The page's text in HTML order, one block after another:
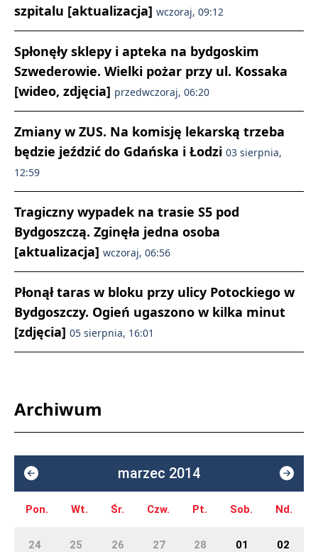
szpitalu [aktualizacja] wczoraj, 09:12
Spłonęły sklepy i apteka na bydgoskim
Szwederowie. Wielki pożar przy ul. Kossaka
[wideo, zdjęcia] przedwczoraj, 06:20
Zmiany w ZUS. Na komisję lekarską trzeba
będzie jeździć do Gdańska i Łodzi 03 sierpnia,
12:59
Tragiczny wypadek na trasie S5 pod
Bydgoszczą. Zginęła jedna osoba
[aktualizacja] wczoraj, 06:56
Płonął taras w bloku przy ulicy Potockiego w
Bydgoszczy. Ogień ugaszono w kilka minut
[zdjęcia] 05 sierpnia, 16:01
Archiwum
marzec 2014
Pon. Wt. Śr. Czw. Pt. Sob. Nd.
24 25 26 27 28 01 02